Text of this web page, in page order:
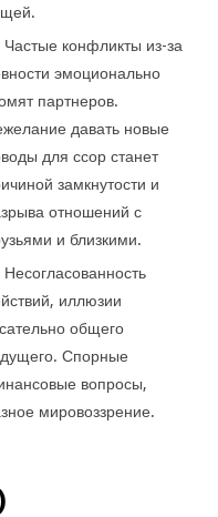
Частые конфликты из-за
эмоционально
партнеров.
давать новые
для ссор станет
замкнутости и
отношений с
и близкими.
Несогласованность
иллюзии
общего
Спорные
вопросы,
мировоззрение.